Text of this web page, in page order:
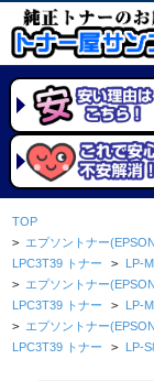
TOP
> エプソントナー
LPC3T39 トナー > LP-
> エプソントナー
LPC3T39 トナー > LP-
> エプソントナー
LPC3T39 トナー > LP-